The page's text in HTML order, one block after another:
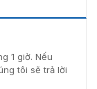
1 giờ. Nếu
tôi sẽ trả lời